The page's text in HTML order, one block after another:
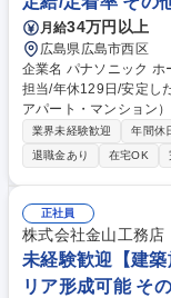
した固定給/定着率◎
月給34万円以上
広島県広島市西区
企業名 パナソニック ホームズ株式会社 求人
担当/年休129日/安定した固定給/定着率◎
アパート・マンション
安心してお住まいいた
ただきます。 ■技術を活かした「住まいの資産価値」の維持・向上：専門
知識を活かし、経年変
共有 ■自身の裁量で進
の正しい使い方説明/建
新AI「P-GAIROS」が
せた独自システム「訪
募集職種 【広島】アフ
率◎
業界未経験歓迎 年間休
退職金あり
在宅OK
正社員
株式会社金山工務店
未経験歓迎【建
リア形成可能 そ